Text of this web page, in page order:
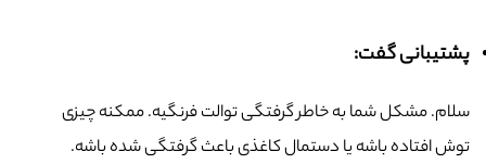
پشتیبانی گفت:
سلام. مشکل شما به خاطر گرفتگی توالت فرنگیه. ممکنه چیزی
توش افتاده باشه یا دستمال کاغذی باعث گرفتگی شده باشه.